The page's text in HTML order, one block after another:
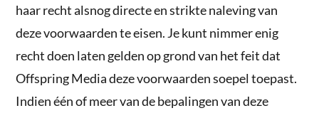
haar recht alsnog directe en strikte naleving van
deze voorwaarden te eisen. Je kunt nimmer enig
recht doen laten gelden op grond van het feit dat
Offspring Media deze voorwaarden soepel toepast.
Indien één of meer van de bepalingen van deze